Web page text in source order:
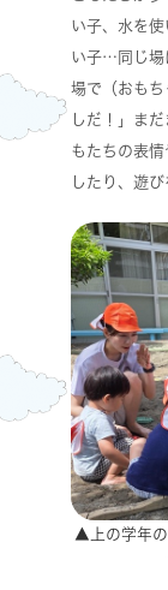
い子、水を
い子…同じ場
場で（おも
しだ！」ま
もたちの表
したり、遊
▲上の学年の